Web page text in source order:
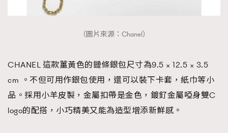
（圖片來源：Chanel）
CHANEL 這款薑黃色的鏈條銀包尺寸為9.5 × 12.5 × 3.5
cm 。不但可用作銀包使用，還可以裝下卡套，紙巾等小
品。採用小羊皮製，金屬扣帶是金色，鍍釕金屬啞身雙C
logo的配搭，小巧精美又能為造型增添新鮮感。